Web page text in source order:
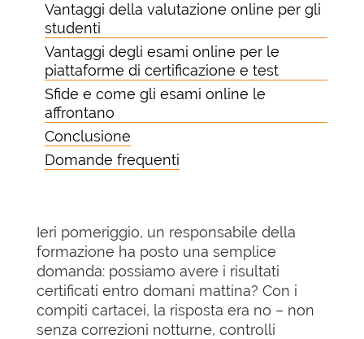
Vantaggi della valutazione online per gli
studenti
Vantaggi degli esami online per le
piattaforme di certificazione e test
Sfide e come gli esami online le
affrontano
Conclusione
Domande frequenti
Ieri pomeriggio, un responsabile della
formazione ha posto una semplice
domanda: possiamo avere i risultati
certificati entro domani mattina? Con i
compiti cartacei, la risposta era no – non
senza correzioni notturne, controlli